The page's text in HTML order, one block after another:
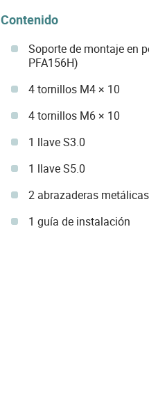
Contenido
Soporte de montaje en
PFA156H)
4 tornillos M4 × 10
4 tornillos M6 × 10
1 llave S3.0
1 llave S5.0
2 abrazaderas metálicas
1 guía de instalación